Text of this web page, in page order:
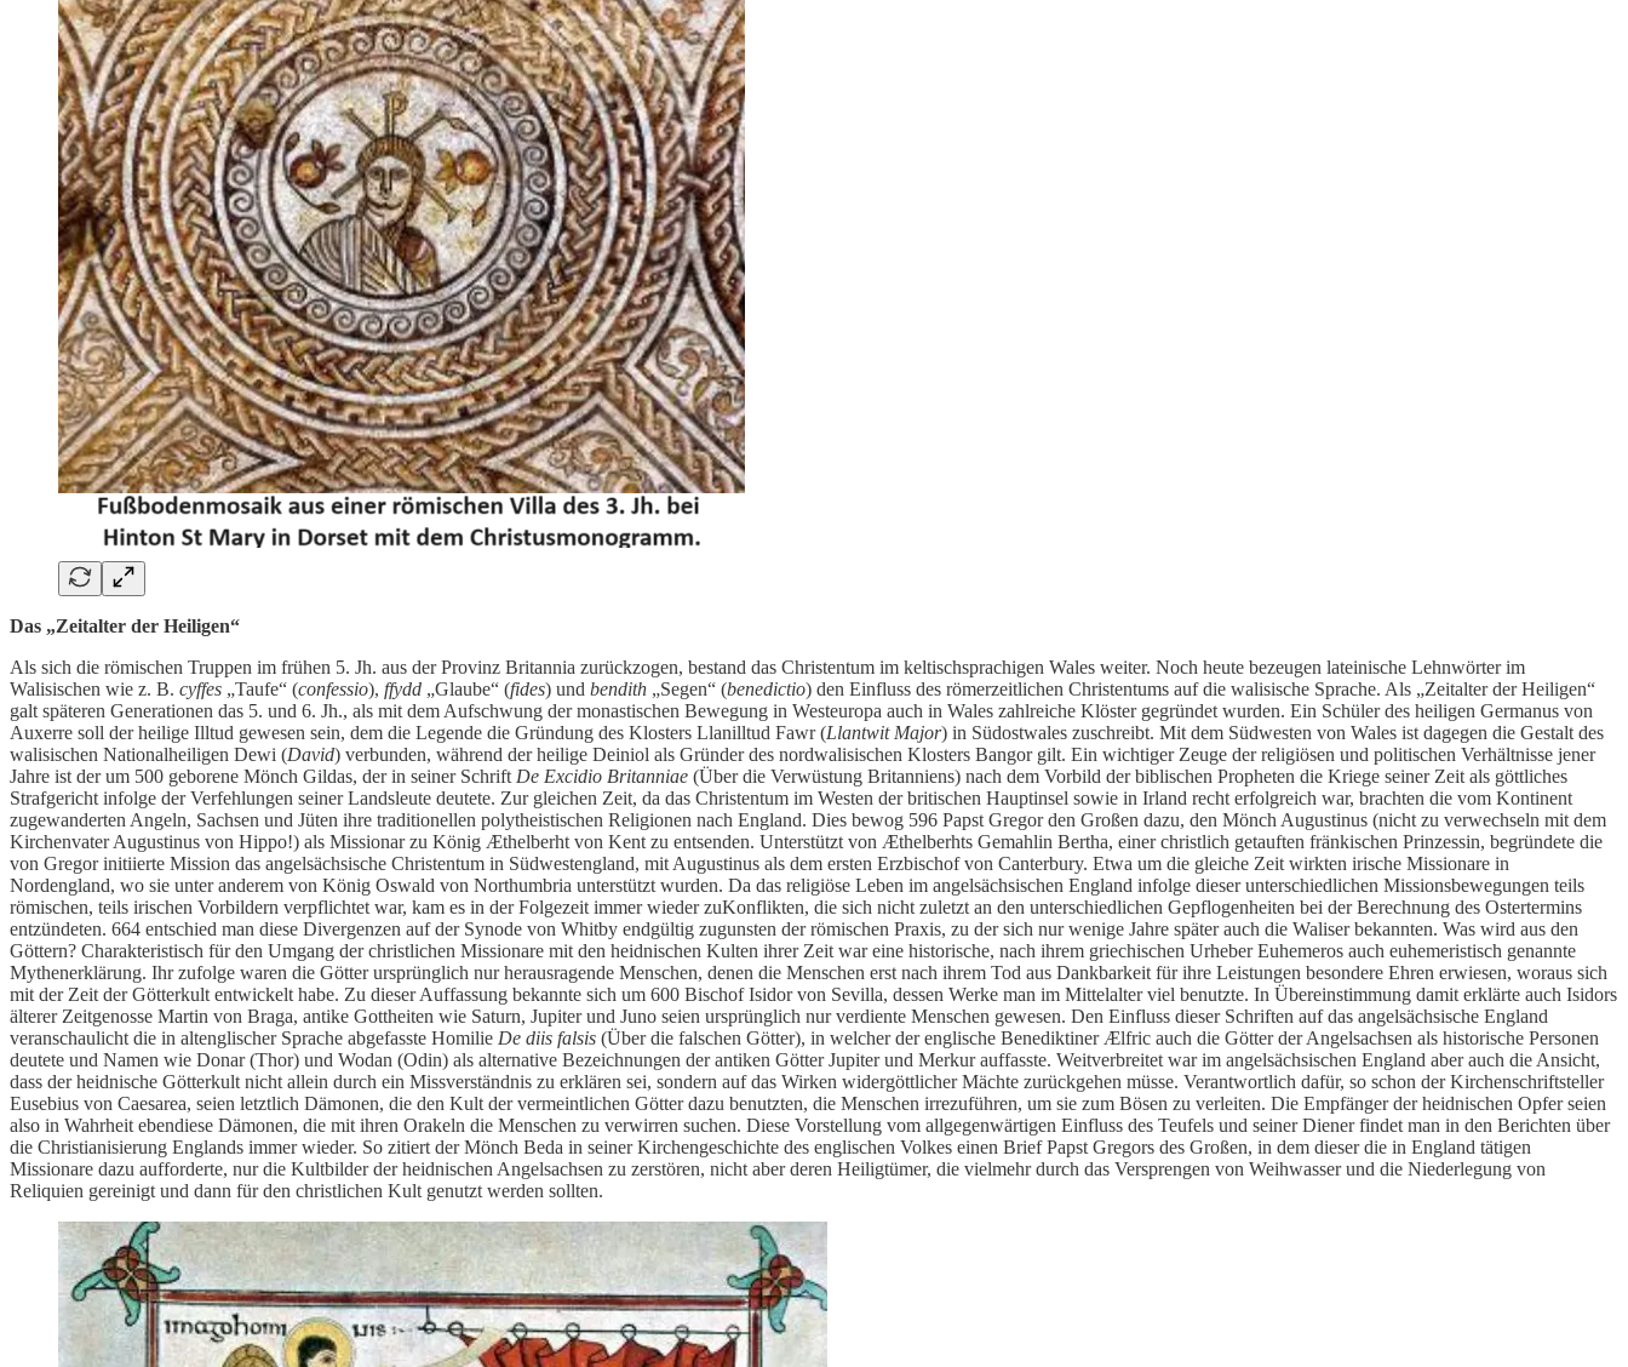
Das „Zeitalter der Heiligen“
Als sich die römischen Truppen im frühen 5. Jh. aus der Provinz Britannia zurückzogen, bestand das Christentum im keltischsprachigen Wales weiter. Noch heute bezeugen lateinische Lehnwörter im
Walisischen wie z. B. cyffes „Taufe“ (confessio), ffydd „Glaube“ (fides) und bendith „Segen“ (benedictio) den Einfluss des römerzeitlichen Christentums auf die walisische Sprache. Als „Zeitalter der Heiligen“
galt späteren Generationen das 5. und 6. Jh., als mit dem Aufschwung der monastischen Bewegung in Westeuropa auch in Wales zahlreiche Klöster gegründet wurden. Ein Schüler des heiligen Germanus von
Auxerre soll der heilige Illtud gewesen sein, dem die Legende die Gründung des Klosters Llanilltud Fawr (Llantwit Major) in Südostwales zuschreibt. Mit dem Südwesten von Wales ist dagegen die Gestalt des
walisischen Nationalheiligen Dewi (David) verbunden, während der heilige Deiniol als Gründer des nordwalisischen Klosters Bangor gilt. Ein wichtiger Zeuge der religiösen und politischen Verhältnisse jener
Jahre ist der um 500 geborene Mönch Gildas, der in seiner Schrift De Excidio Britanniae (Über die Verwüstung Britanniens) nach dem Vorbild der biblischen Propheten die Kriege seiner Zeit als göttliches
Strafgericht infolge der Verfehlungen seiner Landsleute deutete. Zur gleichen Zeit, da das Christentum im Westen der britischen Hauptinsel sowie in Irland recht erfolgreich war, brachten die vom Kontinent
zugewanderten Angeln, Sachsen und Jüten ihre traditionellen polytheistischen Religionen nach England. Dies bewog 596 Papst Gregor den Großen dazu, den Mönch Augustinus (nicht zu verwechseln mit dem
Kirchenvater Augustinus von Hippo!) als Missionar zu König Æthelberht von Kent zu entsenden. Unterstützt von Æthelberhts Gemahlin Bertha, einer christlich getauften fränkischen Prinzessin, begründete die
von Gregor initiierte Mission das angelsächsische Christentum in Südwestengland, mit Augustinus als dem ersten Erzbischof von Canterbury. Etwa um die gleiche Zeit wirkten irische Missionare in
Nordengland, wo sie unter anderem von König Oswald von Northumbria unterstützt wurden. Da das religiöse Leben im angelsächsischen England infolge dieser unterschiedlichen Missionsbewegungen teils
römischen, teils irischen Vorbildern verpflichtet war, kam es in der Folgezeit immer wieder zuKonflikten, die sich nicht zuletzt an den unterschiedlichen Gepflogenheiten bei der Berechnung des Ostertermins
entzündeten. 664 entschied man diese Divergenzen auf der Synode von Whitby endgültig zugunsten der römischen Praxis, zu der sich nur wenige Jahre später auch die Waliser bekannten. Was wird aus den
Göttern? Charakteristisch für den Umgang der christlichen Missionare mit den heidnischen Kulten ihrer Zeit war eine historische, nach ihrem griechischen Urheber Euhemeros auch euhemeristisch genannte
Mythenerklärung. Ihr zufolge waren die Götter ursprünglich nur herausragende Menschen, denen die Menschen erst nach ihrem Tod aus Dankbarkeit für ihre Leistungen besondere Ehren erwiesen, woraus sich
mit der Zeit der Götterkult entwickelt habe. Zu dieser Auffassung bekannte sich um 600 Bischof Isidor von Sevilla, dessen Werke man im Mittelalter viel benutzte. In Übereinstimmung damit erklärte auch Isidors
älterer Zeitgenosse Martin von Braga, antike Gottheiten wie Saturn, Jupiter und Juno seien ursprünglich nur verdiente Menschen gewesen. Den Einfluss dieser Schriften auf das angelsächsische England
veranschaulicht die in altenglischer Sprache abgefasste Homilie De diis falsis (Über die falschen Götter), in welcher der englische Benediktiner Ælfric auch die Götter der Angelsachsen als historische Personen
deutete und Namen wie Donar (Thor) und Wodan (Odin) als alternative Bezeichnungen der antiken Götter Jupiter und Merkur auffasste. Weitverbreitet war im angelsächsischen England aber auch die Ansicht,
dass der heidnische Götterkult nicht allein durch ein Missverständnis zu erklären sei, sondern auf das Wirken widergöttlicher Mächte zurückgehen müsse. Verantwortlich dafür, so schon der Kirchenschriftsteller
Eusebius von Caesarea, seien letztlich Dämonen, die den Kult der vermeintlichen Götter dazu benutzten, die Menschen irrezuführen, um sie zum Bösen zu verleiten. Die Empfänger der heidnischen Opfer seien
also in Wahrheit ebendiese Dämonen, die mit ihren Orakeln die Menschen zu verwirren suchen. Diese Vorstellung vom allgegenwärtigen Einfluss des Teufels und seiner Diener findet man in den Berichten über
die Christianisierung Englands immer wieder. So zitiert der Mönch Beda in seiner Kirchengeschichte des englischen Volkes einen Brief Papst Gregors des Großen, in dem dieser die in England tätigen
Missionare dazu aufforderte, nur die Kultbilder der heidnischen Angelsachsen zu zerstören, nicht aber deren Heiligtümer, die vielmehr durch das Versprengen von Weihwasser und die Niederlegung von
Reliquien gereinigt und dann für den christlichen Kult genutzt werden sollten.